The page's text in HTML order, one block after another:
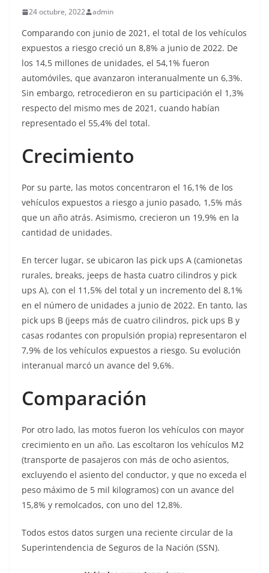
24 octubre, 2022 admin
Comparando con junio de 2021, el total de los vehículos
expuestos a riesgo creció un 8,8% a junio de 2022. De
los 14,5 millones de unidades, el 54,1% fueron
automóviles, que avanzaron interanualmente un 6,3%.
Sin embargo, retrocedieron en su participación el 1,3%
respecto del mismo mes de 2021, cuando habían
representado el 55,4% del total.
Crecimiento
Por su parte, las motos concentraron el 16,1% de los
vehículos expuestos a riesgo a junio pasado, 1,5% más
que un año atrás. Asimismo, crecieron un 19,9% en la
cantidad de unidades.
En tercer lugar, se ubicaron las pick ups A (camionetas
rurales, breaks, jeeps de hasta cuatro cilindros y pick
ups A), con el 11,5% del total y un incremento del 8,1%
en el número de unidades a junio de 2022. En tanto, las
pick ups B (jeeps más de cuatro cilindros, pick ups B y
casas rodantes con propulsión propia) representaron el
7,9% de los vehículos expuestos a riesgo. Su evolución
interanual marcó un avance del 9,6%.
Comparación
Por otro lado, las motos fueron los vehículos con mayor
crecimiento en un año. Las escoltaron los vehículos M2
(transporte de pasajeros con más de ocho asientos,
excluyendo el asiento del conductor, y que no exceda el
peso máximo de 5 mil kilogramos) con un avance del
15,8% y remolcados, con uno del 12,8%.
Todos estos datos surgen una reciente circular de la
Superintendencia de Seguros de la Nación (SSN).